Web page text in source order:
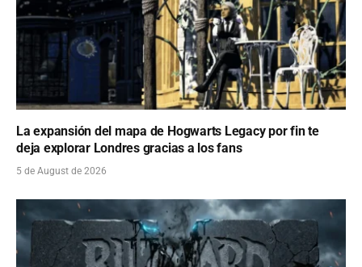
La expansión del mapa de Hogwarts Legacy por fin te
deja explorar Londres gracias a los fans
5 de August de 2026